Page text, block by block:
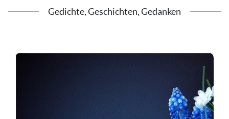
Gedichte, Geschichten, Gedanken